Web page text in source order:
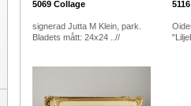
5069 Collage
signerad Jutta M Klein, park.
Bladets mått: 24x24 ..//
5116